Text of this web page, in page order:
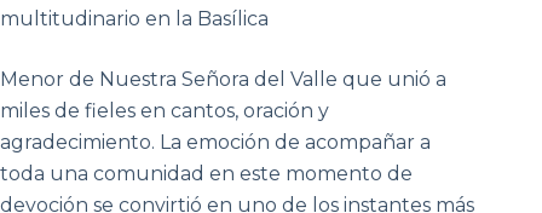
multitudinario en la Basílica
Menor de Nuestra Señora del Valle que unió a
miles de fieles en cantos, oración y
agradecimiento. La emoción de acompañar a
toda una comunidad en este momento de
devoción se convirtió en uno de los instantes más